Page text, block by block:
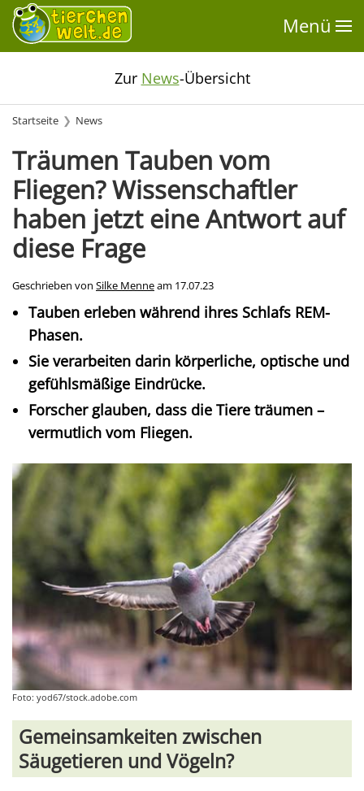
Menü
Zur News-Übersicht
Startseite News
Träumen Tauben vom
Fliegen? Wissenschaftler
haben jetzt eine Antwort auf
diese Frage
Geschrieben von Silke Menneam 17.07.23
Tauben erleben während ihres Schlafs REM-
Phasen.
Sie verarbeiten darin körperliche, optische und
gefühlsmäßige Eindrücke.
Forscher glauben, dass die Tiere träumen –
vermutlich vom Fliegen.
Foto: yod67/stock.adobe.com
Gemeinsamkeiten zwischen
Säugetieren und Vögeln?